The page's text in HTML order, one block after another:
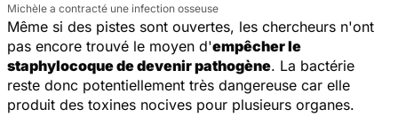
Michèle a contracté une infection osseuse
Même si des pistes sont ouvertes, les chercheurs n'ont
pas encore trouvé le moyen d'empêcher le
staphylocoque de devenir pathogène. La bactérie
reste donc potentiellement très dangereuse car elle
produit des toxines nocives pour plusieurs organes.